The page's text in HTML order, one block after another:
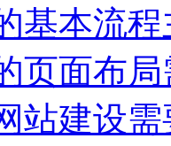
基本流
页面布
站建设